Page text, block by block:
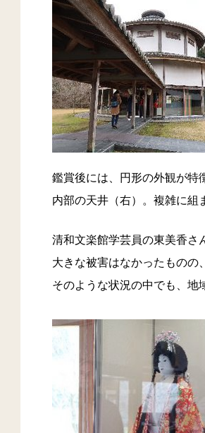
鑑賞後には、円形の外観が特
内部の天井（右）。複雑に組
清和文楽館学芸員の東美香さ
大きな被害はなかったものの
そのような状況の中でも、地